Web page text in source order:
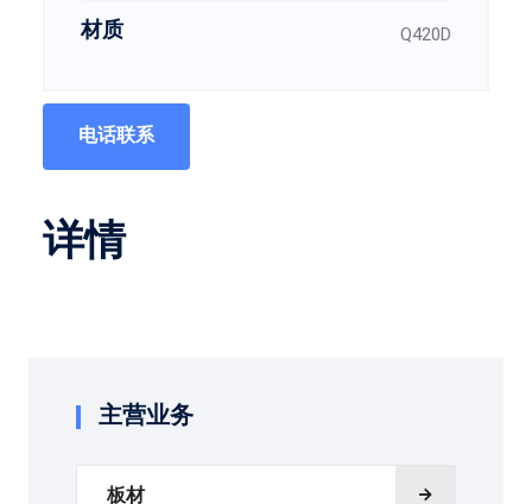
主营业务
板材
材质 Q420D
电话联系
详情